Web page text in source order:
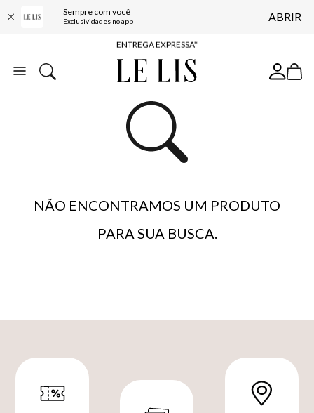
Sempre com você
Exclusividades no app ABRIR
COMPRE ONLINE E RETIRE EM LOJA*
ENTREGA EXPRESSA*
FRETE GRÁTIS*
10% OFF NA PRIMEIRA COMPRA*
NÃO ENCONTRAMOS UM PRODUTO
PARA SUA BUSCA.